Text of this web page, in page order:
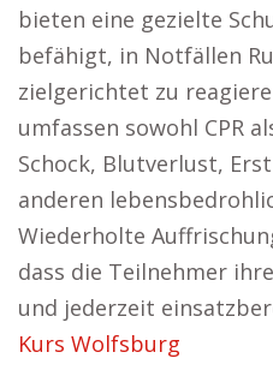
bieten eine gezielte
befähigt, in Notfällen
zielgerichtet zu
umfassen sowohl CPR
Schock, Blutverlust,
anderen
Wiederholte
dass die Teilnehmer
und jederzeit
Kurs Wolfsburg